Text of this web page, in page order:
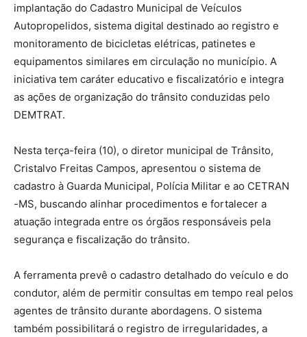
implantação do Cadastro Municipal de Veículos
Autopropelidos, sistema digital destinado ao registro e
monitoramento de bicicletas elétricas, patinetes e
equipamentos similares em circulação no município. A
iniciativa tem caráter educativo e fiscalizatório e integra
as ações de organização do trânsito conduzidas pelo
DEMTRAT.
Nesta terça-feira (10), o diretor municipal de Trânsito,
Cristalvo Freitas Campos, apresentou o sistema de
cadastro à Guarda Municipal, Polícia Militar e ao CETRAN
-MS, buscando alinhar procedimentos e fortalecer a
atuação integrada entre os órgãos responsáveis pela
segurança e fiscalização do trânsito.
A ferramenta prevê o cadastro detalhado do veículo e do
condutor, além de permitir consultas em tempo real pelos
agentes de trânsito durante abordagens. O sistema
também possibilitará o registro de irregularidades, a